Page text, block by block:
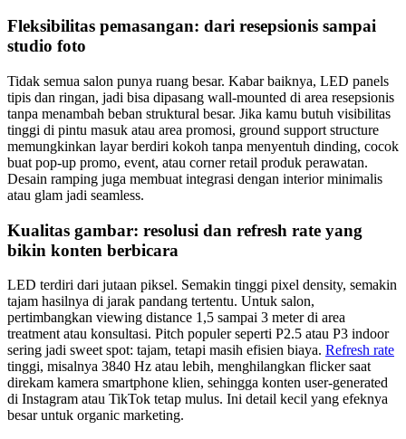
Fleksibilitas pemasangan: dari resepsionis sampai
studio foto
Tidak semua salon punya ruang besar. Kabar baiknya, LED panels
tipis dan ringan, jadi bisa dipasang wall-mounted di area resepsionis
tanpa menambah beban struktural besar. Jika kamu butuh visibilitas
tinggi di pintu masuk atau area promosi, ground support structure
memungkinkan layar berdiri kokoh tanpa menyentuh dinding, cocok
buat pop-up promo, event, atau corner retail produk perawatan.
Desain ramping juga membuat integrasi dengan interior minimalis
atau glam jadi seamless.
Kualitas gambar: resolusi dan refresh rate yang
bikin konten berbicara
LED terdiri dari jutaan piksel. Semakin tinggi pixel density, semakin
tajam hasilnya di jarak pandang tertentu. Untuk salon,
pertimbangkan viewing distance 1,5 sampai 3 meter di area
treatment atau konsultasi. Pitch populer seperti P2.5 atau P3 indoor
sering jadi sweet spot: tajam, tetapi masih efisien biaya. Refresh rate
tinggi, misalnya 3840 Hz atau lebih, menghilangkan flicker saat
direkam kamera smartphone klien, sehingga konten user-generated
di Instagram atau TikTok tetap mulus. Ini detail kecil yang efeknya
besar untuk organic marketing.